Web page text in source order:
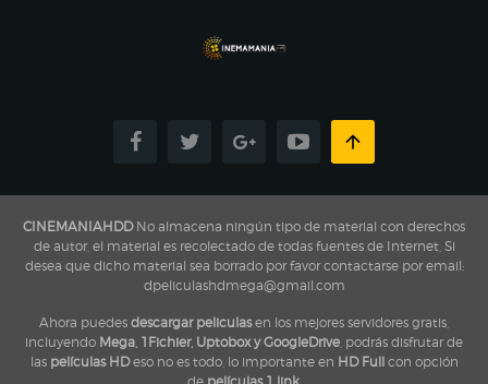
CINEMANIAHDDNo almacena ningún tipo de material con derechos
de autor, el material es recolectado de todas fuentes de Internet, Si
desea que dicho material sea borrado por favor contactarse por email:
dpeliculashdmega@gmail.com
Ahora puedes descargar peliculasen los mejores servidores gratis,
incluyendo Mega, 1Fichier, Uptobox y GoogleDrive , podrás disfrutar de
las películas HDeso no es todo, lo importante en HD Fullcon opción